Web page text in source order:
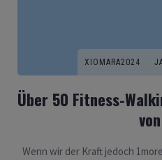
XIOMARA2024
Über 50 Fitness-
Wenn wir der Kraft jedoch